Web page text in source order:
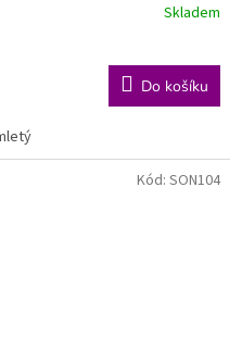
Skladem
Do košíku
Kód: SON104